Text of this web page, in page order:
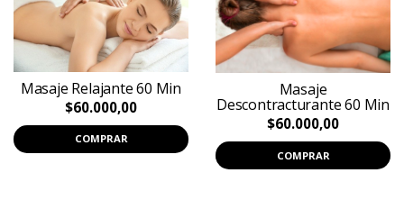
Masaje Relajante 60 Min
$60.000,00
COMPRAR
Masaje
Descontracturante 60 Min
$60.000,00
COMPRAR